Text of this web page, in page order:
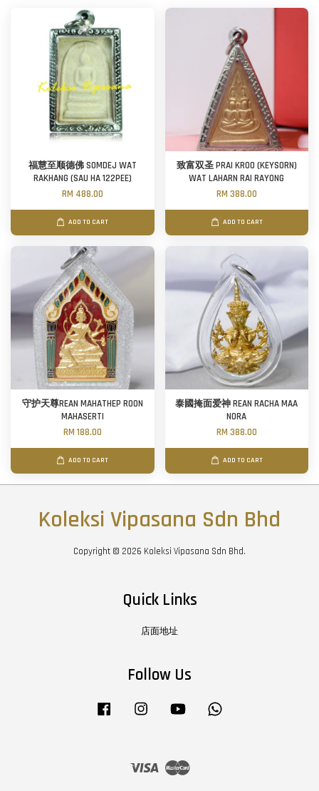
福慧至顺德佛 SOMDEJ WAT
RAKHANG (SAU HA 122PEE)
RM 488.00
ADD TO CART
致富双圣 PRAI KROO (KEYSORN)
WAT LAHARN RAI RAYONG
RM 388.00
ADD TO CART
守护天尊REAN MAHATHEP ROON
MAHASERTI
RM 188.00
ADD TO CART
泰國掩面爱神 REAN RACHA MAA
NORA
RM 388.00
ADD TO CART
Koleksi Vipasana Sdn Bhd
Copyright © 2026 Koleksi Vipasana Sdn Bhd.
Quick Links
店面地址
Follow Us
Facebook Instagram YouTube
Visa Master